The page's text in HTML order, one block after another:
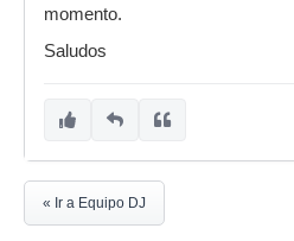
momento.
Saludos
« Ir a Equipo DJ